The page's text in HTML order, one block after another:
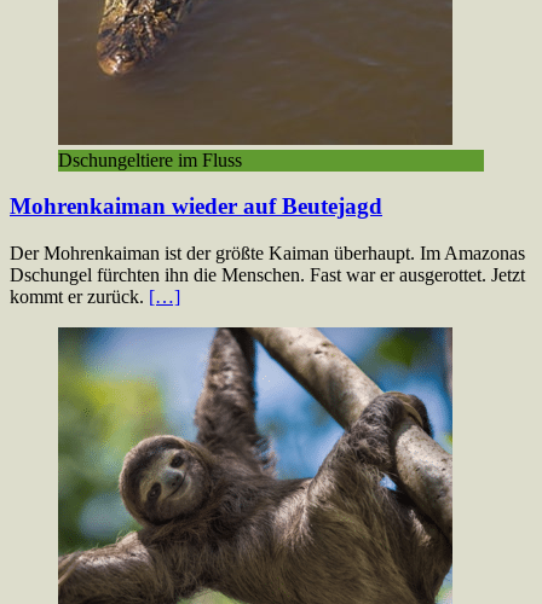
Dschungeltiere im Fluss
Mohrenkaiman wieder auf Beutejagd
Der Mohrenkaiman ist der größte Kaiman überhaupt. Im Amazonas
Dschungel fürchten ihn die Menschen. Fast war er ausgerottet. Jetzt
kommt er zurück. […]